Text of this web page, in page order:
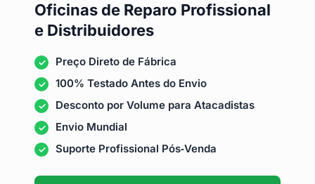
Oficinas de Reparo Profissional
e Distribuidores
Preço Direto de Fábrica
100% Testado Antes do Envio
Desconto por Volume para Atacadistas
Envio Mundial
Suporte Profissional Pós‑Venda